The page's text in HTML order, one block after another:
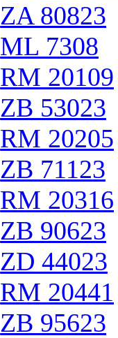
ZA 80823
ML 7308
RM 20109
ZB 53023
RM 20205
ZB 71123
RM 20316
ZB 90623
ZD 44023
RM 20441
ZB 95623